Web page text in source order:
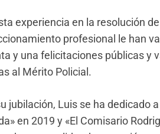
experiencia en la resolución
profesional le han
y una felicitaciones públicas y
al Mérito Policial.
jubilación, Luis se ha dedicado
en 2019 y «El Comisario